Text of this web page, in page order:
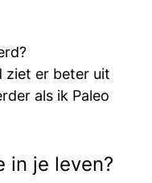
ziet er beter uit
als ik Paleo
in je leven?